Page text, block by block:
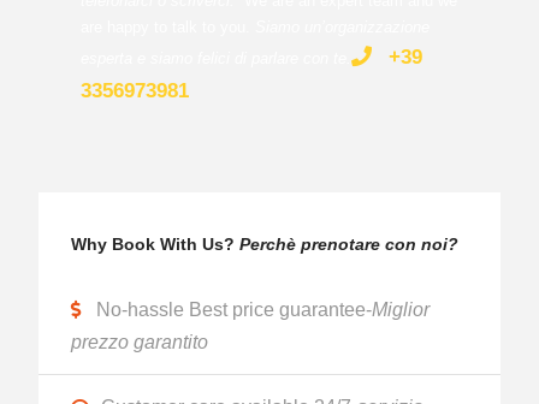
+39
3356973981
Why Book With Us? Perchè prenotare con noi?
No-hassle Best price guarantee-Miglior
prezzo garantito